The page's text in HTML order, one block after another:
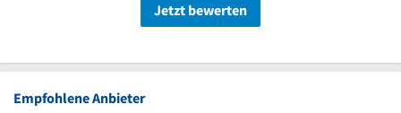
Jetzt bewerten
Empfohlene Anbieter